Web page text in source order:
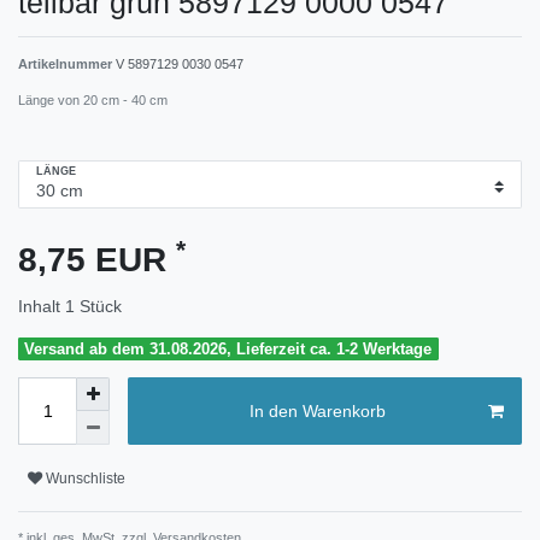
Artikelnummer V 5897129 0030 0547
Länge von 20 cm - 40 cm
LÄNGE
8,75 EUR *
Inhalt 1 Stück
Versand ab dem 31.08.2026, Lieferzeit ca. 1-2 Werktage
In den Warenkorb
Wunschliste